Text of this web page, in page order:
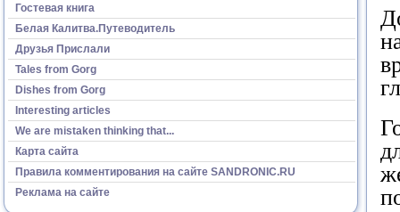
Гостевая книга
Белая Калитва.Путеводитель
Друзья Прислали
Tales from Gorg
Dishes from Gorg
Interesting articles
We are mistaken thinking that...
Карта сайта
Правила комментирования на сайте SANDRONIC.RU
Реклама на сайте